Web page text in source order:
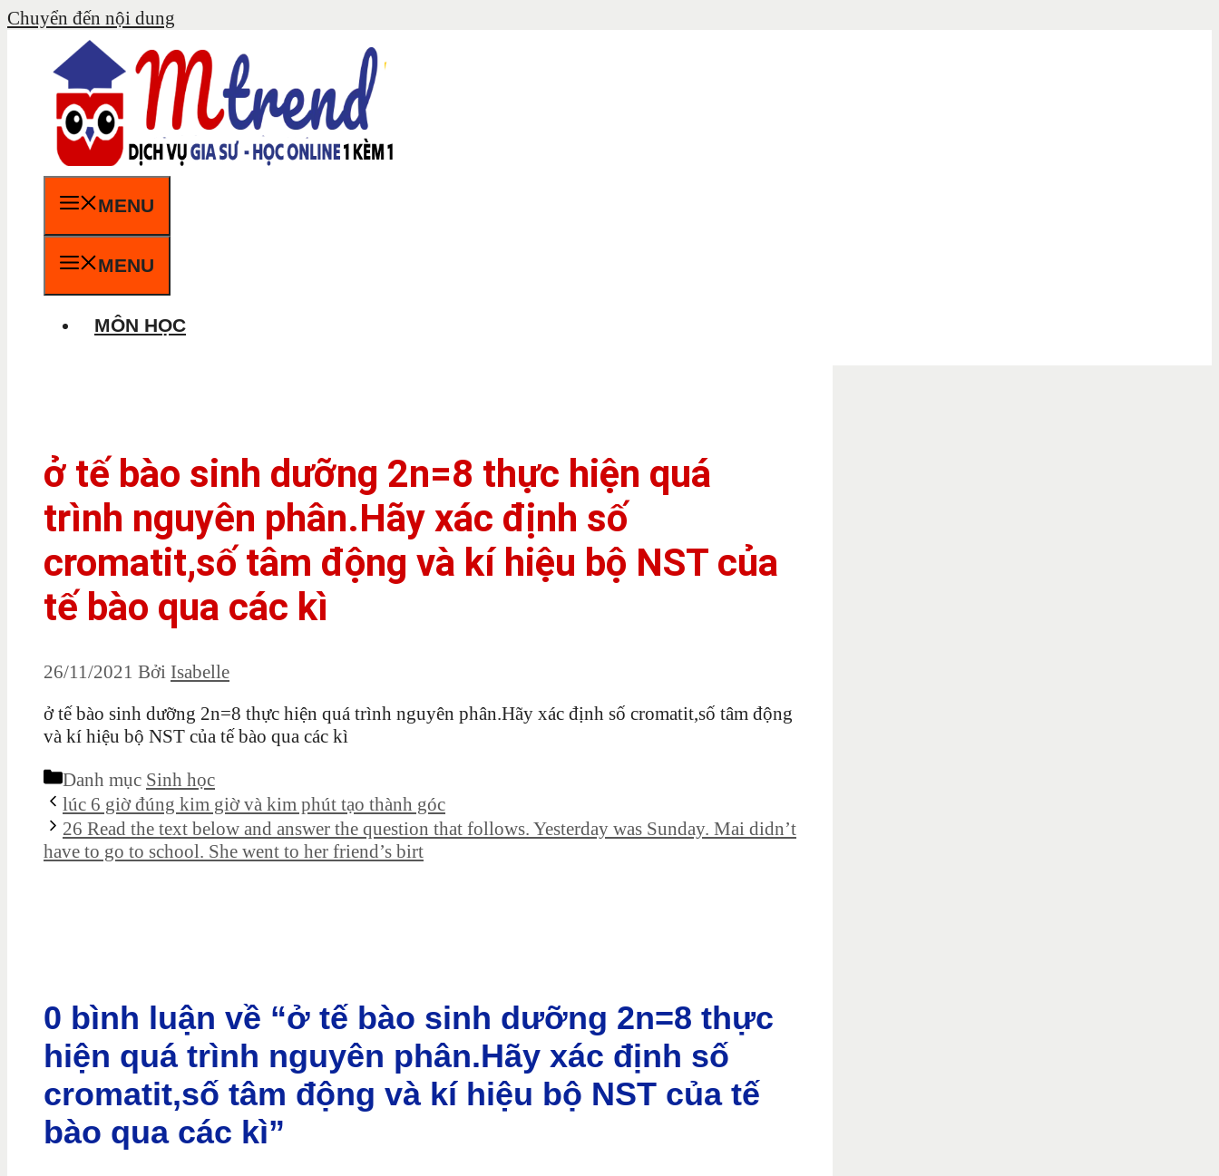
Chuyển đến nội dung
MENU
MENU
MÔN HỌC
ở tế bào sinh dưỡng 2n=8 thực hiện quá
trình nguyên phân.Hãy xác định số
cromatit,số tâm động và kí hiệu bộ NST của
tế bào qua các kì
26/11/2021 Bởi Isabelle
ở tế bào sinh dưỡng 2n=8 thực hiện quá trình nguyên phân.Hãy xác định số cromatit,số tâm động
và kí hiệu bộ NST của tế bào qua các kì
Danh mục Sinh học
lúc 6 giờ đúng kim giờ và kim phút tạo thành góc
26 Read the text below and answer the question that follows. Yesterday was Sunday. Mai didn’t
have to go to school. She went to her friend’s birt
0 bình luận về “ở tế bào sinh dưỡng 2n=8 thực
hiện quá trình nguyên phân.Hãy xác định số
cromatit,số tâm động và kí hiệu bộ NST của tế
bào qua các kì”